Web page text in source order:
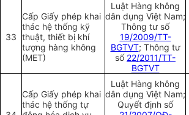
33
Cấp Giấy phép khai
thác hệ thống kỹ
thuật, thiết bị khí
tượng hàng không
(MET)
Luật Hàng không
dân dụng Việt Nam;
Thông tư số
19/2009/TT-
BGTVT; Thông tư
số 22/2011/TT-
BGTVT
Cấp Giấy phép khai
thác hệ thống tự
Luật Hàng không
dân dụng Việt Nam;
Quyết định số